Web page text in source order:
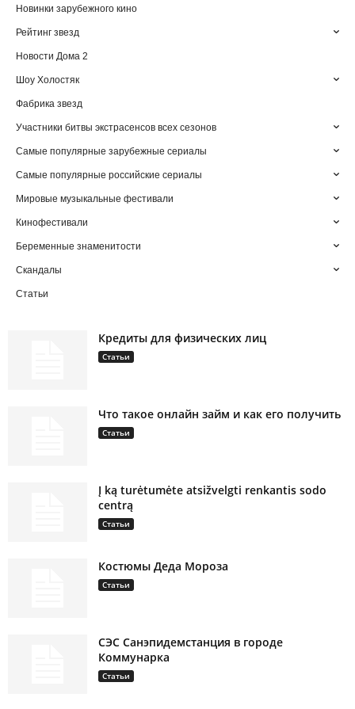
Новинки зарубежного кино
Рейтинг звезд
Новости Дома 2
Шоу Холостяк
Фабрика звезд
Участники битвы экстрасенсов всех сезонов
Самые популярные зарубежные сериалы
Самые популярные российские сериалы
Мировые музыкальные фестивали
Кинофестивали
Беременные знаменитости
Скандалы
Статьи
Кредиты для физических лиц
Статьи
Что такое онлайн займ и как его получить
Статьи
Į ką turėtumėte atsižvelgti renkantis sodo
centrą
Статьи
Костюмы Деда Мороза
Статьи
СЭС Санэпидемстанция в городе
Коммунарка
Статьи